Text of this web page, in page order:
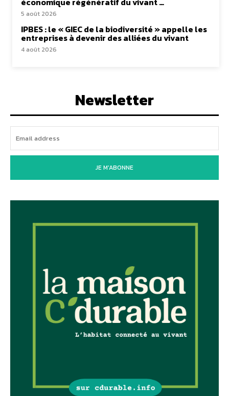
5 août 2026
IPBES : le « GIEC de la biodiversité » appelle les
entreprises à devenir des alliées du vivant
4 août 2026
Newsletter
JE M'ABONNE